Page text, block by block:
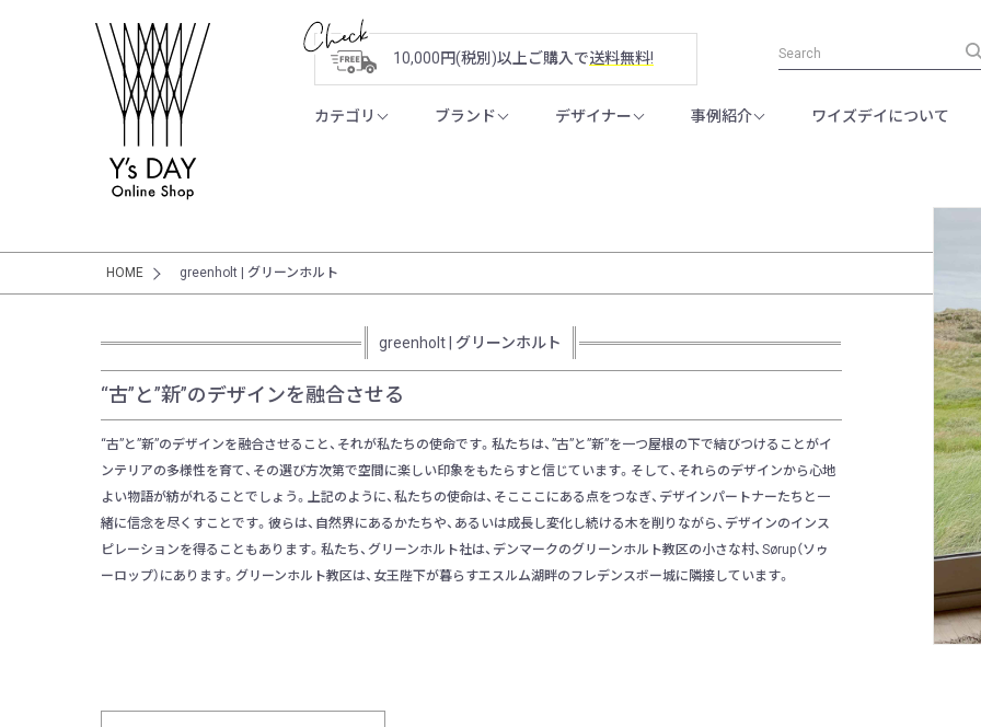
10,000円(税別)以上ご購入で送料無料!
カテゴリ ブランド デザイナー 事例紹介 ワイズデイについて
HOME greenholt | グリーンホルト
greenholt | グリーンホルト
“古”と”新”のデザインを融合させる
“古”と”新”のデザインを融合させること、それが私たちの使命です。私たちは、”古”と”新”を一つ屋根の下で結びつけることがイ
ンテリアの多様性を育て、その選び方次第で空間に楽しい印象をもたらすと信じています。そして、それらのデザインから心地
よい物語が紡がれることでしょう。上記のように、私たちの使命は、そこここにある点をつなぎ、デザインパートナーたちと一
緒に信念を尽くすことです。彼らは、自然界にあるかたちや、あるいは成長し変化し続ける木を削りながら、デザインのインス
ピレーションを得ることもあります。私たち、グリーンホルト社は、デンマークのグリーンホルト教区の小さな村、Sørup（ソゥ
ーロップ）にあります。グリーンホルト教区は、女王陛下が暮らすエスルム湖畔のフレデンスボー城に隣接しています。